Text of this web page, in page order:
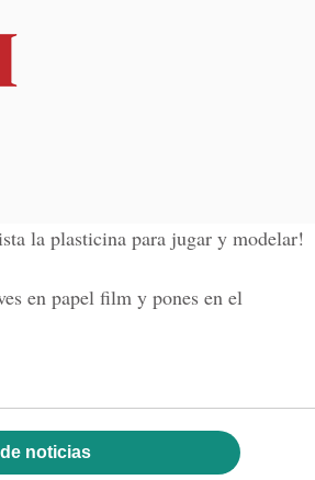
la plasticina para jugar y modelar!
en papel film y pones en el
noticias